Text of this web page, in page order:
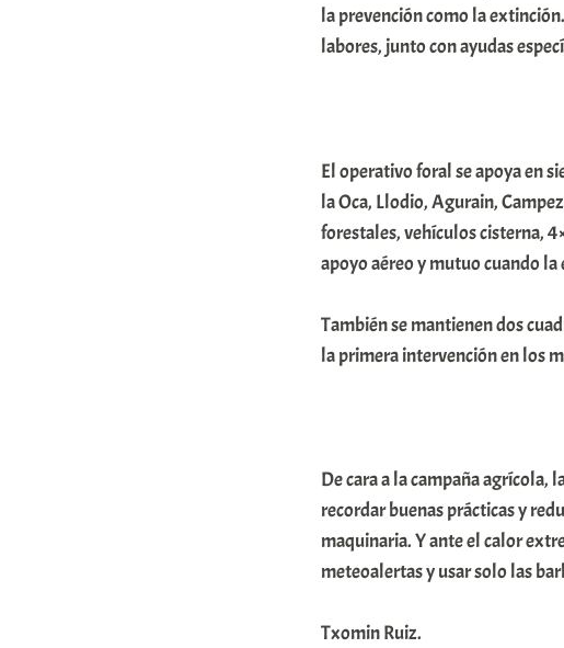
la prevención como la
labores, junto con ayudas
El operativo foral se apoya en
la Oca, Llodio, Agurain,
forestales, vehículos cisterna,
apoyo aéreo y mutuo cuando
También se mantienen dos
la primera intervención en los
De cara a la campaña
recordar buenas prácticas y
maquinaria. Y ante el calor
meteoalertas y usar solo las
Txomin Ruiz.